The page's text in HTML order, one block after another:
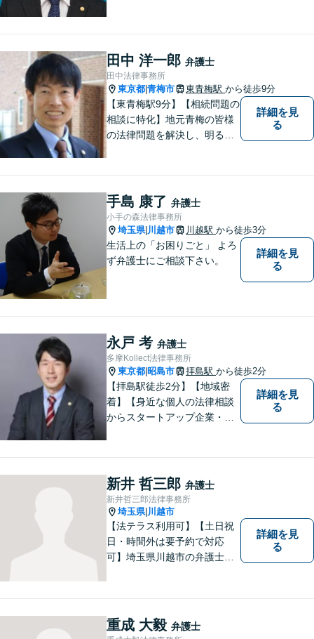
気軽にご相談ください。
田中 洋一郎 弁護士
田中法律事務所
東京都 青梅市 東青梅駅 から徒歩9分
【東青梅駅9分】【相続問題の
相談に特化】地元青梅の皆様
の法律問題を解決し、明るく
の心に寄り添ったサポートを
心がけております。まずはお
気軽にご相談ください。
詳細を見
る
手島 康了 弁護士
小手の森法律事務所
埼玉県| 川越市 川越駅 から徒歩3分
生活上の「お困りごと」 よろ
ず弁護士にご相談下さい。
詳細を見
る
永戸 考 弁護士
多摩Kollect法律事務所
東京都 昭島市 拝島駅 から徒歩2分
【拝島駅徒歩2分】【地域密
着】【身近な個人の法律相談
からスタートアップ企業・中
イスをご提供します。
詳細を見
る
新井 哲三郎 弁護士
新井哲三郎法律事務所
埼玉県| 川越市
【法テラス利用可】【土日祝
日・時間外は要予約で対応
可】埼玉県川越市の弁護士で
軽にご相談ください。
詳細を見
る
重成 大毅 弁護士